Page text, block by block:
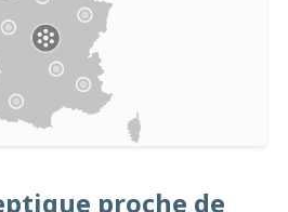
proche de